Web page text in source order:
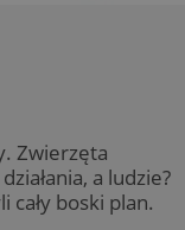
Zwierzęta
a ludzie?
cały boski plan.